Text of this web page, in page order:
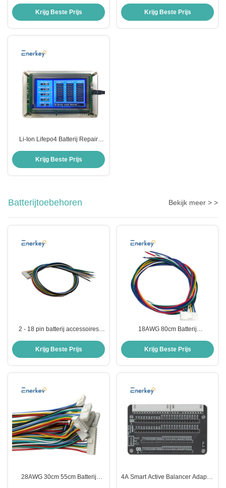
automatische
ontladingsbalancering
Krijg Beste Prijs
Voltage Measuring Device
Krijg Beste Prijs
Li-Ion Lifepo4 Batterij Repair
Spanningsmeting Instrument
Krijg Beste Prijs
Batterijtoebehoren Bekijk meer > >
2 - 18 pin batterij accessoires
Draad Kabel Connector Set
Krijg Beste Prijs
18AWG 80cm Batterij
4/5/6/7/8/9/10/11/12/13 Pin
VH3.96 Bedrading Kabel
Krijg Beste Prijs
28AWG 30cm 55cm Batterij
4A Smart Active Balancer Adapter